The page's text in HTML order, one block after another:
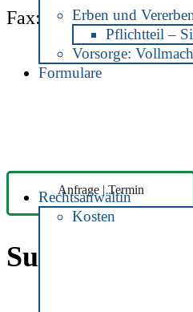
Erben und
Pflichtteil –
Vorsorge:
Formulare
Rechtsanwältin
Kosten
Fax: 04892 / 890 8162
Anfrage | Termin
Suche